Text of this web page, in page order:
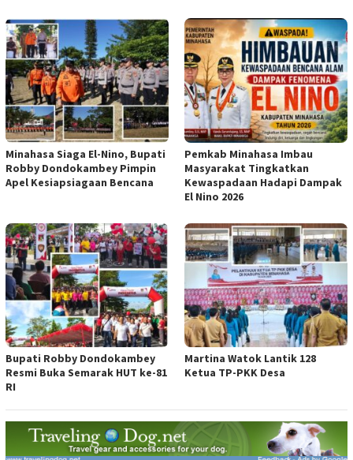
Minahasa Siaga El-Nino, Bupati
Robby Dondokambey Pimpin
Apel Kesiapsiagaan Bencana
Pemkab Minahasa Imbau
Masyarakat Tingkatkan
Kewaspadaan Hadapi Dampak
El Nino 2026
Bupati Robby Dondokambey
Resmi Buka Semarak HUT ke-81
RI
Martina Watok Lantik 128
Ketua TP-PKK Desa